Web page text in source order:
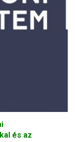
és az